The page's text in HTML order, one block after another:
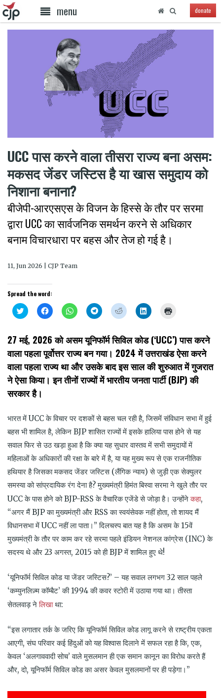
menu donate
UCC पास करने वाला तीसरा राज्य बना असम:
मकसद जेंडर जस्टिस है या खास समुदाय को
निशाना बनाना?
बीजेपी-आरएसएस के विजन के हिस्से के तौर पर सरमा
द्वारा UCC का सार्वजनिक समर्थन करने से अधिकार
बनाम विचारधारा पर बहस और तेज हो गई है।
11, Jun 2026 | CJP Team
Spread the word:
Click
to
Twitter
(Opens
in
new
window)
Click
to
Facebook
(Opens
in
new
window)
Click
to
WhatsApp
(Opens
new
window)
Click
to
Telegram
(Opens
new
window)
Click
to
Reddit
(Opens
in
new
Click
to
LinkedIn
(Opens
in
new
window)
in
new
window)
27 मई, 2026 को असम यूनिफॉर्म सिविल कोड (‘UCC’) पास करने
वाला पहला पूर्वोत्तर राज्य बन गया। 2024 में उत्तराखंड ऐसा करने
वाला पहला राज्य था और उसके बाद इस साल की शुरुआत में गुजरात
ने ऐसा किया। इन तीनों राज्यों में भारतीय जनता पार्टी (BJP) की
सरकार है।
भारत में UCC के विचार पर दशकों से बहस चल रही है, जिसमें संविधान सभा में हुई
बहस भी शामिल है, लेकिन BJP शासित राज्यों में इसके हालिया पास होने से यह
सवाल फिर से उठ खड़ा हुआ है कि क्या यह सुधार वास्तव में सभी समुदायों में
महिलाओं के अधिकारों की रक्षा के बारे में है, या यह मुख्य रूप से एक राजनीतिक
हथियार है जिसका मकसद जेंडर जस्टिस (लैंगिक न्याय) से जुड़ी एक सेक्युलर
समस्या को सांप्रदायिक रंग देना है? मुख्यमंत्री हिमंत बिस्वा सरमा ने खुले तौर पर
UCC के पास होने को BJP-RSS के वैचारिक एजेंडे से जोड़ा है। उन्होंनेकहा,
“अगर मैं BJP का मुख्यमंत्री और RSS का स्वयंसेवक नहीं होता, तो शायद मैं
विधानसभा में UCC नहीं ला पाता।” दिलचस्प बात यह है कि असम के 15वें
मुख्यमंत्री के तौर पर काम कर रहे सरमा पहले इंडियन नेशनल कांग्रेस (INC) के
सदस्य थे और 23 अगस्त, 2015 को ही BJP में शामिल हुए थे!
‘यूनिफॉर्म सिविल कोड या जेंडर जस्टिस?’ – यह सवाल लगभग 32 साल पहले
‘कम्युनलिज़्म कॉम्बैट’ की 1994 की कवर स्टोरी में उठाया गया था। तीस्ता
सेतलवाड़ नेलिखाथा:
“इस लगातार तर्क के जरिए कि यूनिफॉर्म सिविल कोड लागू करने से राष्ट्रीय एकता
आएगी, संघ परिवार कई हिंदुओं को यह विश्वास दिलाने में सफल रहा है कि, एक,
केवल ‘अलगाववादी सोच’ वाले मुसलमान ही एक समान कानून का विरोध करते हैं
और, दो, यूनिफॉर्म सिविल कोड का असर केवल मुसलमानों पर ही पड़ेगा।”